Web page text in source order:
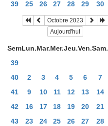
39
25 26 27 28 29 30
Octobre 2023
Aujourd'hui
SemLun.Mar.Mer.Jeu.Ven.Sam.
39
40
2 3 4 5 6 7
41
9 10 11 12 13 14
42
16 17 18 19 20 21
43
23 24 25 26 27 28